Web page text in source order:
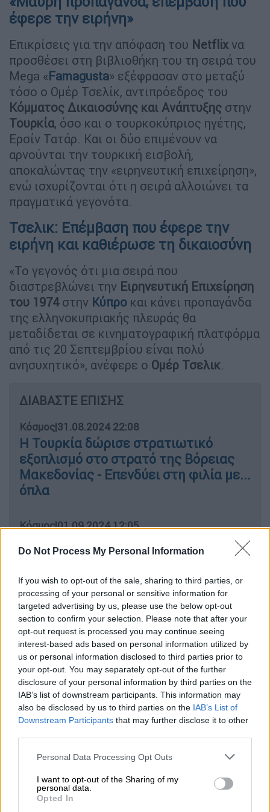
Do Not Process My Personal Information
If you wish to opt-out of the sale, sharing to third parties, or
processing of your personal or sensitive information for
targeted advertising by us, please use the below opt-out
section to confirm your selection. Please note that after your
opt-out request is processed you may continue seeing
interest-based ads based on personal information utilized by
us or personal information disclosed to third parties prior to
your opt-out. You may separately opt-out of the further
disclosure of your personal information by third parties on the
IAB’s list of downstream participants. This information may
also be disclosed by us to third parties on the IAB’s List of
Downstream Participants that may further disclose it to other
Please note that this website/app uses one or more Google
not limited to your visit or usage behaviour. You may click to
grant or deny consent to Google and its third-party tags to
use your data for below specified purposes in below Google
Personal Data Processing Opt Outs
I want to opt-out of the Sharing of my
personal data.
Opted In
έφερε την ειρήνη»
Επικρίσεις για την απόφαση του Netflix να
προσθέσει στη βιβλιοθήκη του τη σειρά του
Mega «Famagusta» εξέφρασαν στο μεταξύ
τόσο ο Ομέρ Τσελίκ, αντιπρόεδρος του
Κόμματος Δικαιοσύνης και Ανάπτυξης στην
Τουρκία, όσο και ο τουρκοκύπριος ηγέτης,
Ερσίν Τατάρ. Και οι δύο επιμένουν να
αρνούνται την τουρκική εισβολή,
αποκαλώντας την «ειρηνευτική επιχείρηση»,
ενώ ισχυρίζονται ότι η σειρά αλλοιώνει τα
πραγματικά γεγονότα.
Τσελικ: Επέμβαση που έφερε την
ειρήνη και καθιέρωσε τη δικαιοσύνη
«Το γεγονός ότι μια σειρά που
διαστρεβλώνει την Ειρηνευτική Επιχείρηση
του 1974στην Κύπρο και κάνει προπαγάνδα
της ελληνοκυπριακής πλευράς θα
μεταδίδεται σε κινηματογραφική πλατφόρμα
από τις 20 Σεπτεμβρίου είναι πολύ
ανησυχητικό», ανέφερε ο Ομέρ Τσελικ.
ΔΙΑΒΑΣΤΕ ΕΠΙΣΗΣ
Κόσμος|31.08.2024 22:08
Η Τουρκία δώρισε στρατιωτικό
εξοπλισμό στο στρατό της Βόρειας
Μακεδονίας - Επενδύει στη φιλία με...
όπλα
Κόσμος|01.09.2024 12:05
Η Τουρκία δεν περιορίζεται πλέον σε
φιλοδοξίες: Το νέο πλωτό κάστρο της
Γαλάζιας Πατρίδας θα φτάσει σε
διπλάσια μάζα από το Anadolu
«Δεν μπορούμε να δεχτούμε ότι η επέμβαση
που έφερε την ειρήνη και καθιέρωσε τη
δικαιοσύνη στοχοποιείται από την ελληνική
προπαγάνδα. Η Ειρηνευτική Επιχείρηση
στην Κύπρο, ο ηρωικόςΤούρκος
στρατιώτης, η ειρήνη και η δικαιοσύνη δεν
μπορεί να στοχοποιούνται μέσα από αυτή τη
σειρά», συμπλήρωσε ο εκπρόσωπος του
Για «μαύρη προπαγάνδα» μιλά ο Τατάρ